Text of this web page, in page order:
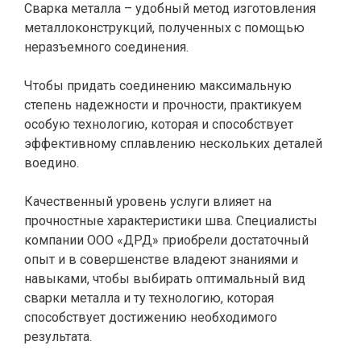
Сварка металла – удобный метод изготовления
металлоконструкций, полученных с помощью
неразъемного соединения.
Чтобы придать соединению максимальную
степень надежности и прочности, практикуем
особую технологию, которая и способствует
эффективному сплавлению нескольких деталей
воедино.
Качественный уровень услуги влияет на
прочностные характеристики шва. Специалисты
компании ООО «ДРД» приобрели достаточный
опыт и в совершенстве владеют знаниями и
навыками, чтобы выбирать оптимальный вид
сварки металла и ту технологию, которая
способствует достижению необходимого
результата.